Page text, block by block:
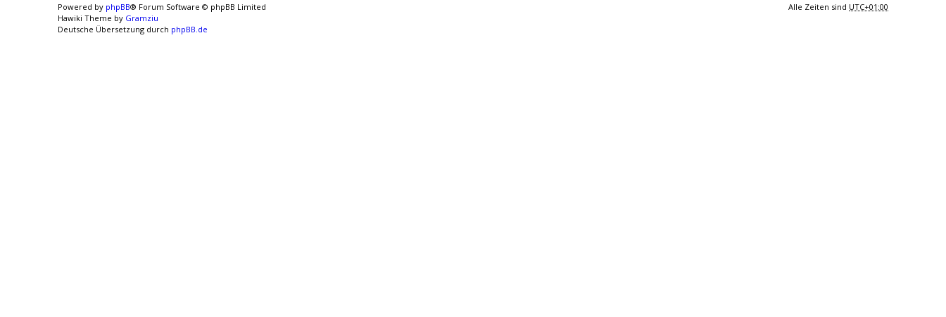
Powered by phpBB® Forum Software © phpBB Limited
Hawiki Theme by Gramziu
Deutsche Übersetzung durch phpBB.de
Alle Zeiten sind UTC+01:00